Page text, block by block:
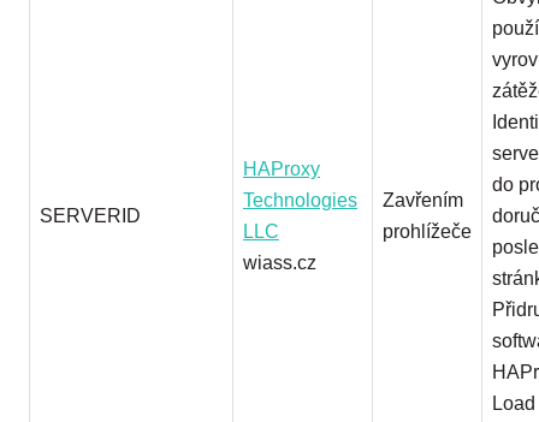
SERVERID
HAProxy
Technologies
LLC
wiass.cz
Zavřením
prohlížeče
do
Load